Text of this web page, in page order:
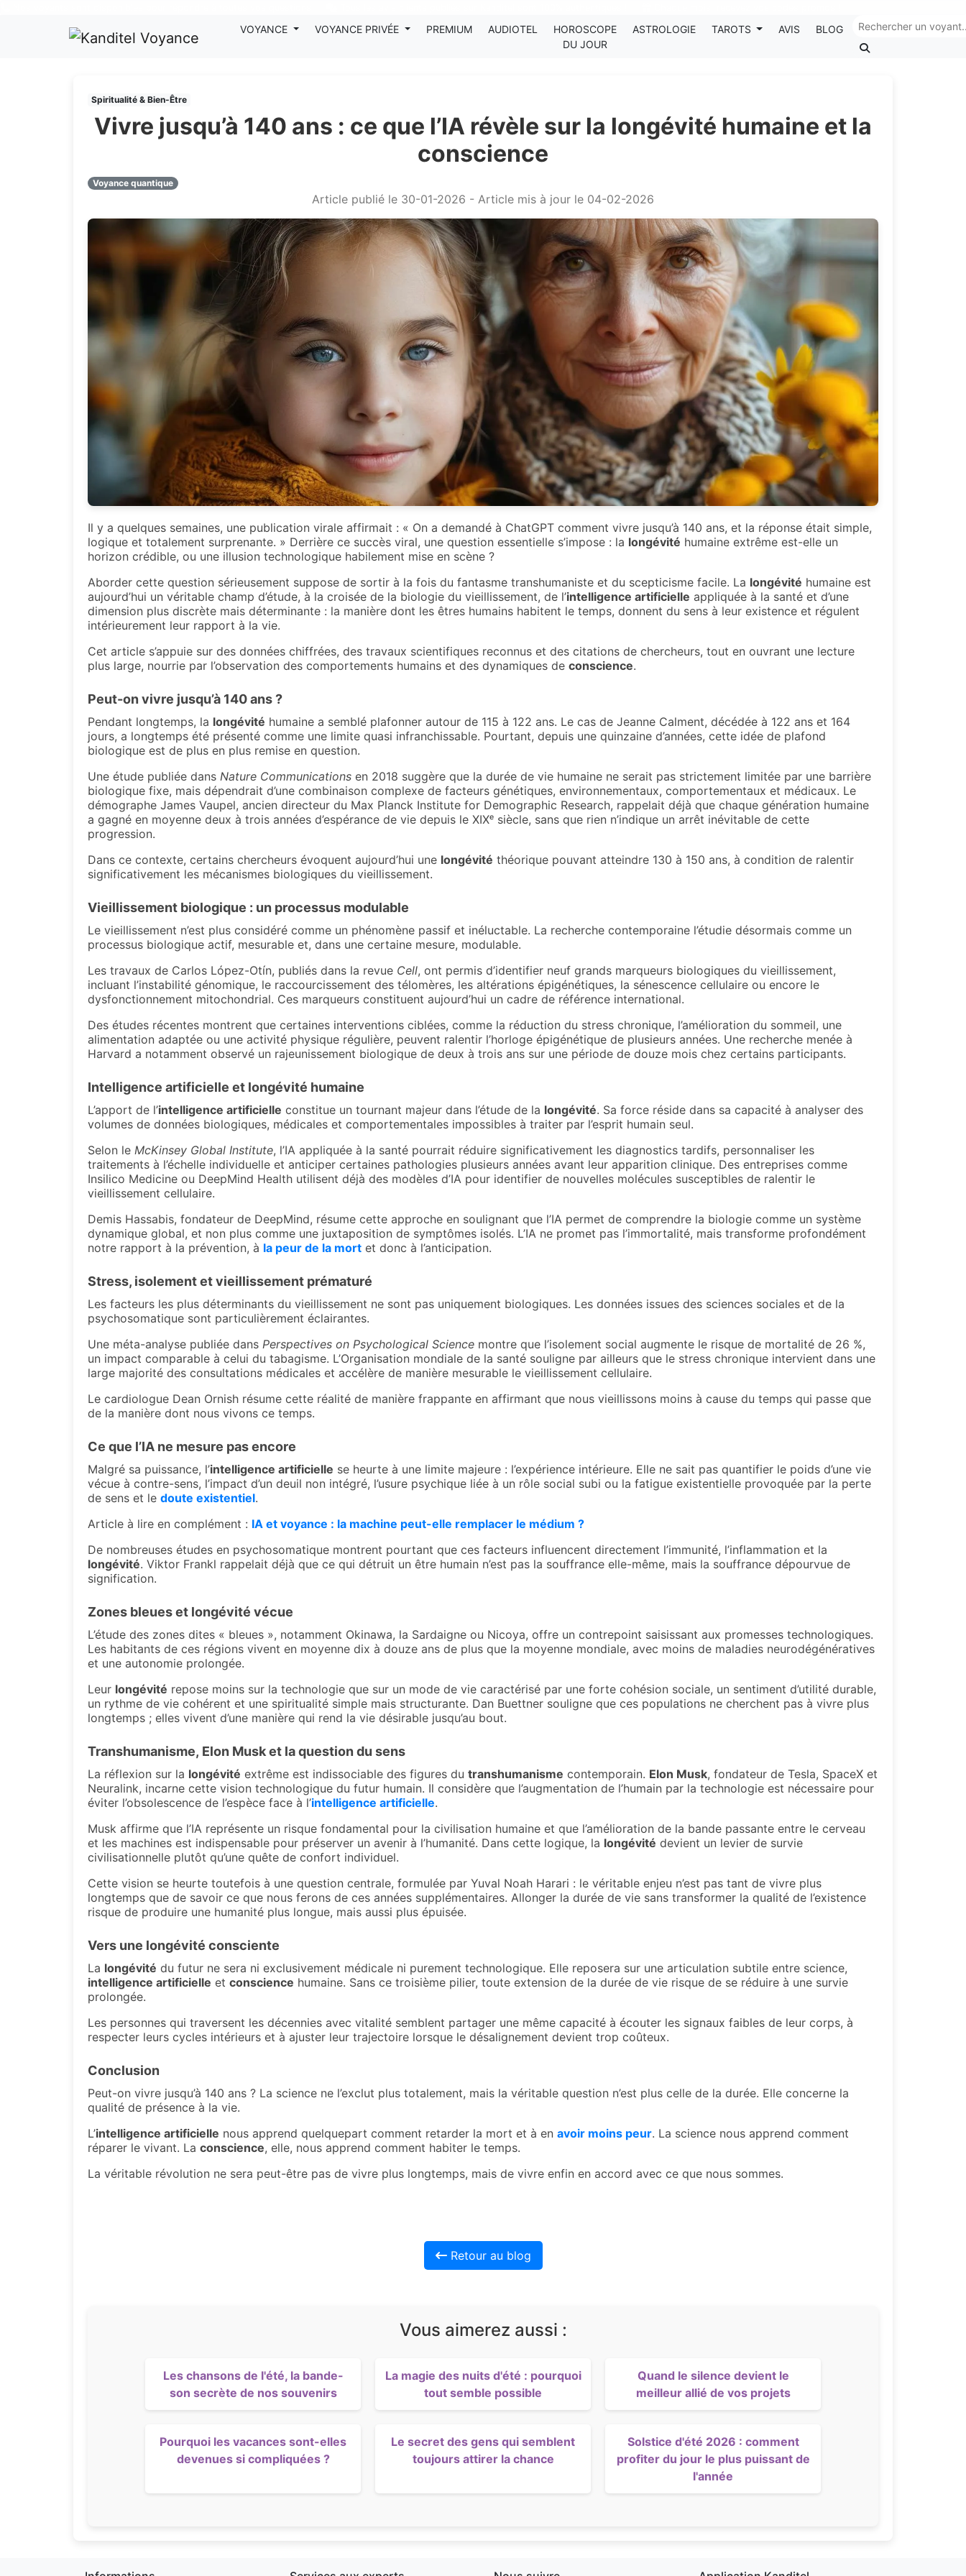
VOYANCE VOYANCE PRIVÉE PREMIUM AUDIOTEL
HOROSCOPE
DU JOUR
ASTROLOGIE TAROTS AVIS BLOG
Spiritualité & Bien-Être
Vivre jusqu’à 140 ans : ce que l’IA révèle sur la longévité humaine et la
conscience
Voyance quantique
Article publié le 30-01-2026 - Article mis à jour le 04-02-2026
Il y a quelques semaines, une publication virale affirmait : « On a demandé à ChatGPT comment vivre jusqu’à 140 ans, et la réponse était simple,
logique et totalement surprenante. » Derrière ce succès viral, une question essentielle s’impose : la longévité humaine extrême est-elle un
horizon crédible, ou une illusion technologique habilement mise en scène ?
Aborder cette question sérieusement suppose de sortir à la fois du fantasme transhumaniste et du scepticisme facile. La longévité humaine est
aujourd’hui un véritable champ d’étude, à la croisée de la biologie du vieillissement, de l’intelligence artificielle appliquée à la santé et d’une
dimension plus discrète mais déterminante : la manière dont les êtres humains habitent le temps, donnent du sens à leur existence et régulent
intérieurement leur rapport à la vie.
Cet article s’appuie sur des données chiffrées, des travaux scientifiques reconnus et des citations de chercheurs, tout en ouvrant une lecture
plus large, nourrie par l’observation des comportements humains et des dynamiques de conscience.
Peut-on vivre jusqu’à 140 ans ?
Pendant longtemps, la longévité humaine a semblé plafonner autour de 115 à 122 ans. Le cas de Jeanne Calment, décédée à 122 ans et 164
jours, a longtemps été présenté comme une limite quasi infranchissable. Pourtant, depuis une quinzaine d’années, cette idée de plafond
biologique est de plus en plus remise en question.
Une étude publiée dans Nature Communications en 2018 suggère que la durée de vie humaine ne serait pas strictement limitée par une barrière
biologique fixe, mais dépendrait d’une combinaison complexe de facteurs génétiques, environnementaux, comportementaux et médicaux. Le
démographe James Vaupel, ancien directeur du Max Planck Institute for Demographic Research, rappelait déjà que chaque génération humaine
a gagné en moyenne deux à trois années d’espérance de vie depuis le XIXᵉ siècle, sans que rien n’indique un arrêt inévitable de cette
progression.
Dans ce contexte, certains chercheurs évoquent aujourd’hui une longévité théorique pouvant atteindre 130 à 150 ans, à condition de ralentir
significativement les mécanismes biologiques du vieillissement.
Vieillissement biologique : un processus modulable
Le vieillissement n’est plus considéré comme un phénomène passif et inéluctable. La recherche contemporaine l’étudie désormais comme un
processus biologique actif, mesurable et, dans une certaine mesure, modulable.
Les travaux de Carlos López-Otín, publiés dans la revue Cell, ont permis d’identifier neuf grands marqueurs biologiques du vieillissement,
incluant l’instabilité génomique, le raccourcissement des télomères, les altérations épigénétiques, la sénescence cellulaire ou encore le
dysfonctionnement mitochondrial. Ces marqueurs constituent aujourd’hui un cadre de référence international.
Des études récentes montrent que certaines interventions ciblées, comme la réduction du stress chronique, l’amélioration du sommeil, une
alimentation adaptée ou une activité physique régulière, peuvent ralentir l’horloge épigénétique de plusieurs années. Une recherche menée à
Harvard a notamment observé un rajeunissement biologique de deux à trois ans sur une période de douze mois chez certains participants.
Intelligence artificielle et longévité humaine
L’apport de l’intelligence artificielle constitue un tournant majeur dans l’étude de la longévité. Sa force réside dans sa capacité à analyser des
volumes de données biologiques, médicales et comportementales impossibles à traiter par l’esprit humain seul.
Selon le McKinsey Global Institute, l’IA appliquée à la santé pourrait réduire significativement les diagnostics tardifs, personnaliser les
traitements à l’échelle individuelle et anticiper certaines pathologies plusieurs années avant leur apparition clinique. Des entreprises comme
Insilico Medicine ou DeepMind Health utilisent déjà des modèles d’IA pour identifier de nouvelles molécules susceptibles de ralentir le
vieillissement cellulaire.
Demis Hassabis, fondateur de DeepMind, résume cette approche en soulignant que l’IA permet de comprendre la biologie comme un système
dynamique global, et non plus comme une juxtaposition de symptômes isolés. L’IA ne promet pas l’immortalité, mais transforme profondément
notre rapport à la prévention, à la peur de la mort et donc à l’anticipation.
Stress, isolement et vieillissement prématuré
Les facteurs les plus déterminants du vieillissement ne sont pas uniquement biologiques. Les données issues des sciences sociales et de la
psychosomatique sont particulièrement éclairantes.
Une méta-analyse publiée dans Perspectives on Psychological Science montre que l’isolement social augmente le risque de mortalité de 26 %,
un impact comparable à celui du tabagisme. L’Organisation mondiale de la santé souligne par ailleurs que le stress chronique intervient dans une
large majorité des consultations médicales et accélère de manière mesurable le vieillissement cellulaire.
Le cardiologue Dean Ornish résume cette réalité de manière frappante en affirmant que nous vieillissons moins à cause du temps qui passe que
de la manière dont nous vivons ce temps.
Ce que l’IA ne mesure pas encore
Malgré sa puissance, l’intelligence artificielle se heurte à une limite majeure : l’expérience intérieure. Elle ne sait pas quantifier le poids d’une vie
vécue à contre-sens, l’impact d’un deuil non intégré, l’usure psychique liée à un rôle social subi ou la fatigue existentielle provoquée par la perte
de sens et le doute existentiel.
Article à lire en complément : IA et voyance : la machine peut-elle remplacer le médium ?
De nombreuses études en psychosomatique montrent pourtant que ces facteurs influencent directement l’immunité, l’inflammation et la
longévité. Viktor Frankl rappelait déjà que ce qui détruit un être humain n’est pas la souffrance elle-même, mais la souffrance dépourvue de
signification.
Zones bleues et longévité vécue
L’étude des zones dites « bleues », notamment Okinawa, la Sardaigne ou Nicoya, offre un contrepoint saisissant aux promesses technologiques.
Les habitants de ces régions vivent en moyenne dix à douze ans de plus que la moyenne mondiale, avec moins de maladies neurodégénératives
et une autonomie prolongée.
Leur longévité repose moins sur la technologie que sur un mode de vie caractérisé par une forte cohésion sociale, un sentiment d’utilité durable,
un rythme de vie cohérent et une spiritualité simple mais structurante. Dan Buettner souligne que ces populations ne cherchent pas à vivre plus
longtemps ; elles vivent d’une manière qui rend la vie désirable jusqu’au bout.
Transhumanisme, Elon Musket la question du sens
La réflexion sur la longévité extrême est indissociable des figures du transhumanisme contemporain. Elon Musk, fondateur de Tesla, SpaceX et
Neuralink, incarne cette vision technologique du futur humain. Il considère que l’augmentation de l’humain par la technologie est nécessaire pour
éviter l’obsolescence de l’espèce face à l’intelligence artificielle.
Musk affirme que l’IA représente un risque fondamental pour la civilisation humaine et que l’amélioration de la bande passante entre le cerveau
et les machines est indispensable pour préserver un avenir à l’humanité. Dans cette logique, la longévité devient un levier de survie
civilisationnelle plutôt qu’une quête de confort individuel.
Cette vision se heurte toutefois à une question centrale, formulée par Yuval Noah Harari : le véritable enjeu n’est pas tant de vivre plus
longtemps que de savoir ce que nous ferons de ces années supplémentaires. Allonger la durée de vie sans transformer la qualité de l’existence
risque de produire une humanité plus longue, mais aussi plus épuisée.
Vers une longévité consciente
La longévité du futur ne sera ni exclusivement médicale ni purement technologique. Elle reposera sur une articulation subtile entre science,
intelligence artificielle et conscience humaine. Sans ce troisième pilier, toute extension de la durée de vie risque de se réduire à une survie
prolongée.
Les personnes qui traversent les décennies avec vitalité semblent partager une même capacité à écouter les signaux faibles de leur corps, à
respecter leurs cycles intérieurs et à ajuster leur trajectoire lorsque le désalignement devient trop coûteux.
Conclusion
Peut-on vivre jusqu’à 140 ans ? La science ne l’exclut plus totalement, mais la véritable question n’est plus celle de la durée. Elle concerne la
qualité de présence à la vie.
L’intelligence artificielle nous apprend quelquepart comment retarder la mort et à en avoir moins peur. La science nous apprend comment
réparer le vivant. La conscience, elle, nous apprend comment habiter le temps.
La véritable révolution ne sera peut-être pas de vivre plus longtemps, mais de vivre enfin en accord avec ce que nous sommes.
Retour au blog
Vous aimerez aussi :
Les chansons de l'été, la bande-
son secrète de nos souvenirs
La magie des nuits d'été : pourquoi
tout semble possible
Quand le silence devient le
meilleur allié de vos projets
Pourquoi les vacances sont-elles
devenues si compliquées ?
Le secret des gens qui semblent
toujours attirer la chance
Solstice d'été 2026 : comment
profiter du jour le plus puissant de
l'année